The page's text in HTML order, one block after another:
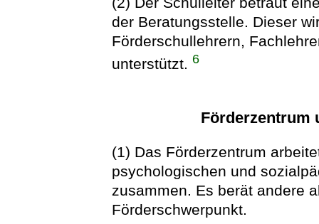
der Beratungsstelle. Dieser
Förderschullehrern,
unterstützt. 6
Förderzentrum
(1) Das Förderzentrum
psychologischen und
zusammen. Es berät andere
Förderschwerpunkt.